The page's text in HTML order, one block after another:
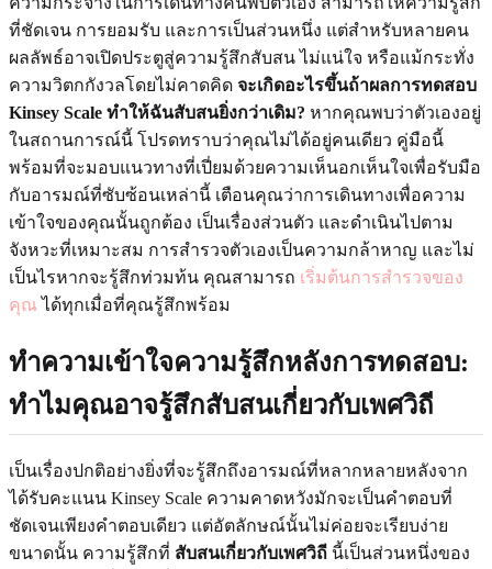
ที่ชัดเจน การยอมรับ และการเป็นส่วนหนึ่ง แต่สำหรับหลายคน
ผลลัพธ์อาจเปิดประตูสู่ความรู้สึกสับสน ไม่แน่ใจ หรือแม้กระทั่ง
ความวิตกกังวลโดยไม่คาดคิด จะเกิดอะไรขึ้นถ้าผลการทดสอบ
Kinsey Scale ทำให้ฉันสับสนยิ่งกว่าเดิม? หากคุณพบว่าตัวเองอยู่
ในสถานการณ์นี้ โปรดทราบว่าคุณไม่ได้อยู่คนเดียว คู่มือนี้
พร้อมที่จะมอบแนวทางที่เปี่ยมด้วยความเห็นอกเห็นใจเพื่อรับมือ
กับอารมณ์ที่ซับซ้อนเหล่านี้ เตือนคุณว่าการเดินทางเพื่อความ
เข้าใจของคุณนั้นถูกต้อง เป็นเรื่องส่วนตัว และดำเนินไปตาม
จังหวะที่เหมาะสม การสำรวจตัวเองเป็นความกล้าหาญ และไม่
เป็นไรหากจะรู้สึกท่วมท้น คุณสามารถ เริ่มต้นการสำรวจของ
คุณ ได้ทุกเมื่อที่คุณรู้สึกพร้อม
ทำความเข้าใจความรู้สึกหลังการทดสอบ:
ทำไมคุณอาจรู้สึกสับสนเกี่ยวกับเพศวิถี
เป็นเรื่องปกติอย่างยิ่งที่จะรู้สึกถึงอารมณ์ที่หลากหลายหลังจาก
ได้รับคะแนน Kinsey Scale ความคาดหวังมักจะเป็นคำตอบที่
ชัดเจนเพียงคำตอบเดียว แต่อัตลักษณ์นั้นไม่ค่อยจะเรียบง่าย
ขนาดนั้น ความรู้สึกที่ สับสนเกี่ยวกับเพศวิถี นี้เป็นส่วนหนึ่งของ